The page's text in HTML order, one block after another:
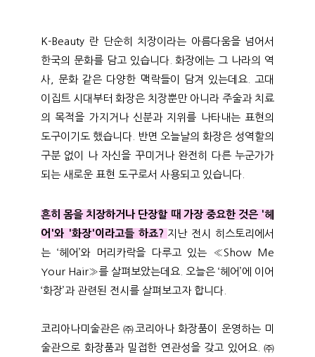
K-Beauty 란 단순히 치장이라는 아름다움을 넘어서
한국의 문화를 담고 있습니다. 화장에는 그 나라의 역
사, 문화 같은 다양한 맥락들이 담겨 있는데요. 고대
이집트 시대부터 화장은 치장뿐만 아니라 주술과 치료
의 목적을 가지거나 신분과 지위를 나타내는 표현의
도구이기도 했습니다. 반면 오늘날의 화장은 성역할의
구분 없이 나 자신을 꾸미거나 완전히 다른 누군가가
되는 새로운 표현 도구로서 사용되고 있습니다.
흔히 몸을 치장하거나 단장할 때 가장 중요한 것은 '헤
어'와 '화장'이라고들 하죠? 지난 전시 히스토리에서
는 ‘헤어’와 머리카락을 다루고 있는 «Show Me
Your Hair»를 살펴보았는데요. 오늘은 ‘헤어’에 이어
‘화장’과 관련된 전시를 살펴보고자 합니다.
코리아나미술관은 ㈜코리아나 화장품이 운영하는 미
술관으로 화장품과 밀접한 연관성을 갖고 있어요. ㈜